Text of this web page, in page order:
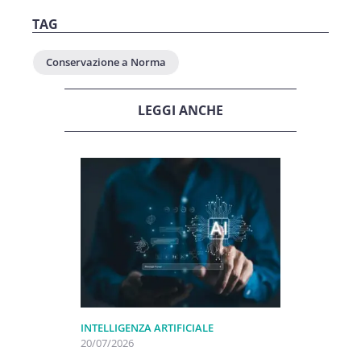
TAG
Conservazione a Norma
LEGGI ANCHE
INTELLIGENZA ARTIFICIALE
20/07/2026